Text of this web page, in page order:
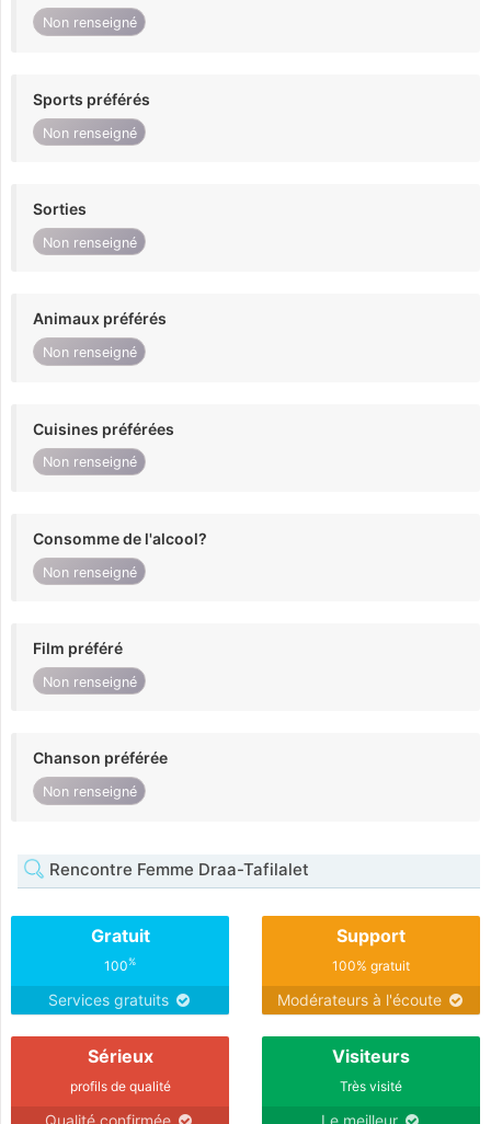
Non renseigné
Sports préférés
Non renseigné
Sorties
Non renseigné
Animaux préférés
Non renseigné
Cuisines préférées
Non renseigné
Consomme de l'alcool?
Non renseigné
Film préféré
Non renseigné
Chanson préférée
Non renseigné
Rencontre Femme Draa-Tafilalet
Gratuit
100%
Services gratuits
Support
100% gratuit
Modérateurs à l'écoute
Sérieux
profils de qualité
Qualité confirmée
Visiteurs
Très visité
Le meilleur